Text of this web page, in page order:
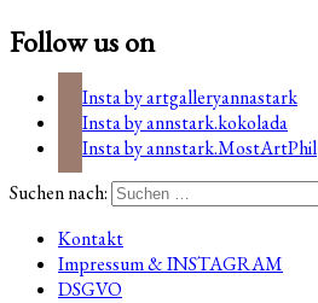
Follow us on
Insta by artgalleryannastark
Insta by annstark.kokolada
Insta by annstark.MostArtPhil
Suchen nach:
Kontakt
Impressum & INSTAGRAM
DSGVO